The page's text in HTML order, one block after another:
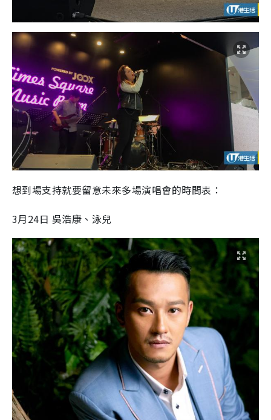
想到場支持就要留意未來多場演唱會的時間表：
3月24日 吳浩康、泳兒